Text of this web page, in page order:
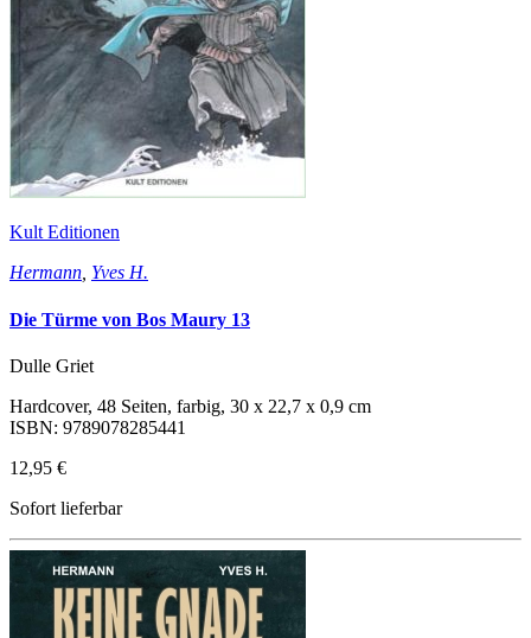
Kult Editionen
Hermann Yves H.
Die Türme von Bos Maury 13
Dulle Griet
Hardcover, 48 Seiten, farbig, 30 x 22,7 x 0,9 cm
ISBN: 9789078285441
12,95 €
Sofort lieferbar